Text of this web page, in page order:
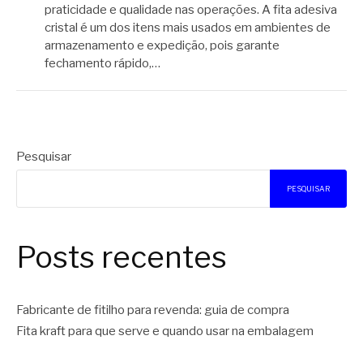
praticidade e qualidade nas operações. A fita adesiva
cristal é um dos itens mais usados em ambientes de
armazenamento e expedição, pois garante
fechamento rápido,…
Pesquisar
PESQUISAR
Posts recentes
Fabricante de fitilho para revenda: guia de compra
Fita kraft para que serve e quando usar na embalagem